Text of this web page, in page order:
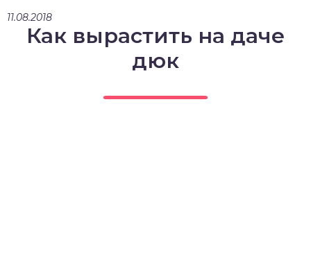
11.08.2018
Как вырастить на даче
дюк